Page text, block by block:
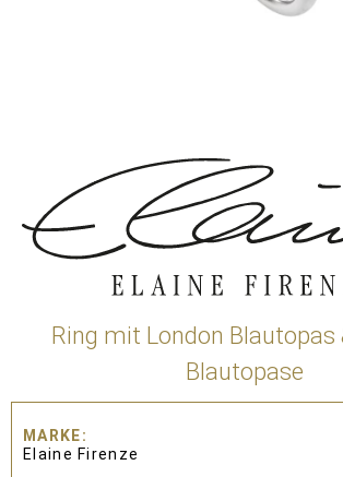
Ring mit London Blautopas
Blautopase
MARKE
Elaine Firenze